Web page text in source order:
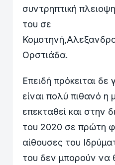
συντρηπτική
του σε
Ορστιάδα.
Επειδή πρόκειται δε
είναι πολύ πιθανό η
επεκταθεί και στην
του 2020 σε πρώτη
αίθουσες του
του δεν μπορούν να